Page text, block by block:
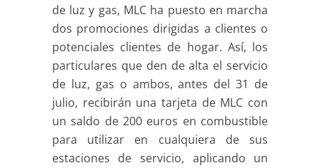
de luz y gas, MLC ha puesto en marcha
dos promociones dirigidas a clientes o
potenciales clientes de hogar. Así, los
particulares que den de alta el servicio
de luz, gas o ambos, antes del 31 de
julio, recibirán una tarjeta de MLC con
un saldo de 200 euros en combustible
para utilizar en cualquiera de sus
estaciones de servicio, aplicando un